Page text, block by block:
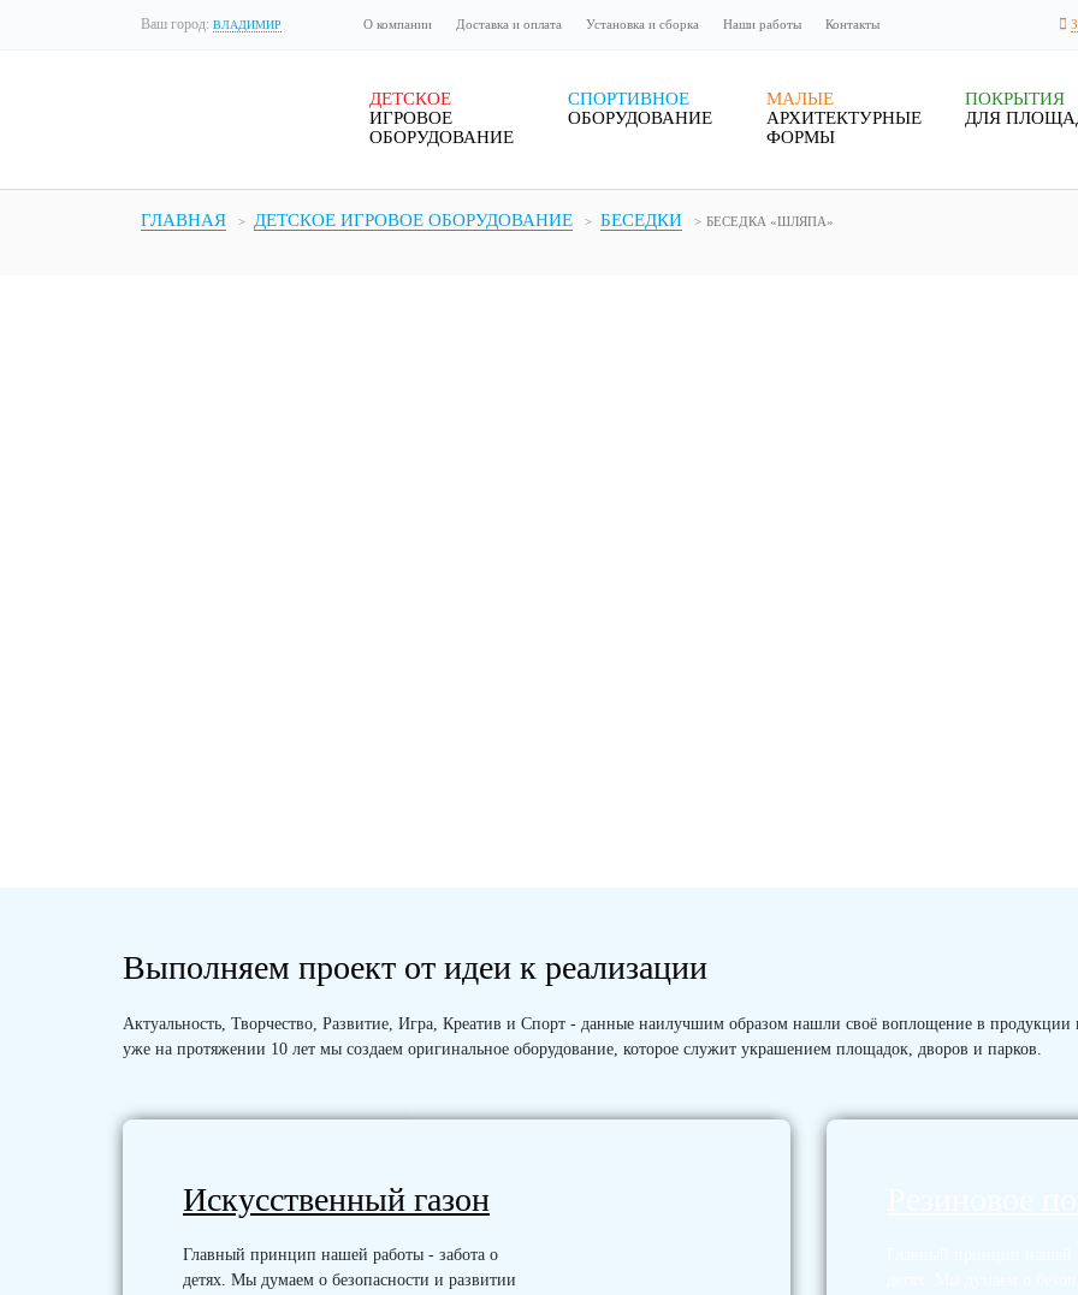
Ваш город: ВЛАДИМИР О компании Доставка и оплата Установка и сборка Наши работы Контакты
ДЕТСКОЕ
ИГРОВОЕ
ОБОРУДОВАНИЕ
СПОРТИВНОЕ
ОБОРУДОВАНИЕ
МАЛЫЕ
АРХИТЕКТУРНЫЕ
ФОРМЫ
ПОКРЫТИЯ
ДЛЯ
ГЛАВНАЯ ДЕТСКОЕ ИГРОВОЕ ОБОРУДОВАНИЕ БЕСЕДКИ БЕСЕДКА «ШЛЯПА»
Выполняем проект от идеи к реализации
Актуальность, Творчество, Развитие, Игра, Креатив и Спорт - данные наилучшим образом нашли своё воплощение в
уже на протяжении 10 лет мы создаем оригинальное оборудование, которое служит украшением площадок, дворов и парков.
Искусственный газон
Главный принцип нашей работы - забота о
детях. Мы думаем о безопасности и развитии